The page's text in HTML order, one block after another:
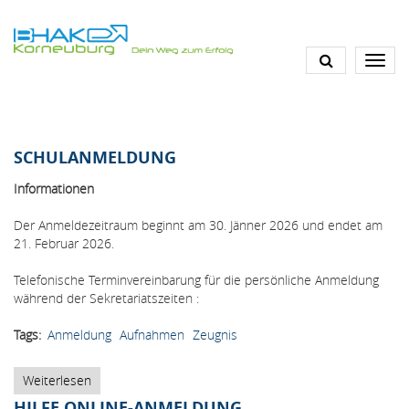
zum
Inhalt
SCHULANMELDUNG
Informationen
Der Anmeldezeitraum beginnt am 30. Jänner 2026 und endet am
21. Februar 2026.
Telefonische Terminvereinbarung für die persönliche Anmeldung
während der Sekretariatszeiten :
Tags Anmeldung Aufnahmen Zeugnis
Weiterlesen
Schulanmeldung